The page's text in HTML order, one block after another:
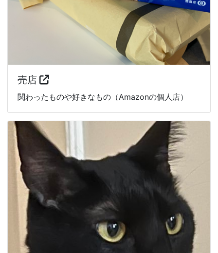
売店
関わったものや好きなもの（Amazonの個人店）